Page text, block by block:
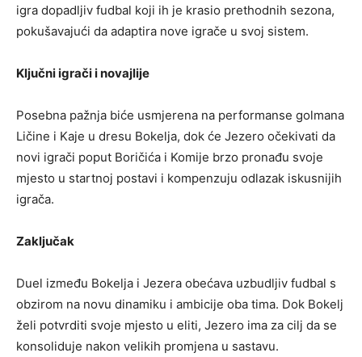
igra dopadljiv fudbal koji ih je krasio prethodnih sezona,
pokušavajući da adaptira nove igrače u svoj sistem.
Ključni igrači i novajlije
Posebna pažnja biće usmjerena na performanse golmana
Ličine i Kaje u dresu Bokelja, dok će Jezero očekivati da
novi igrači poput Boričića i Komije brzo pronađu svoje
mjesto u startnoj postavi i kompenzuju odlazak iskusnijih
igrača.
Zaključak
Duel između Bokelja i Jezera obećava uzbudljiv fudbal s
obzirom na novu dinamiku i ambicije oba tima. Dok Bokelj
želi potvrditi svoje mjesto u eliti, Jezero ima za cilj da se
konsoliduje nakon velikih promjena u sastavu.